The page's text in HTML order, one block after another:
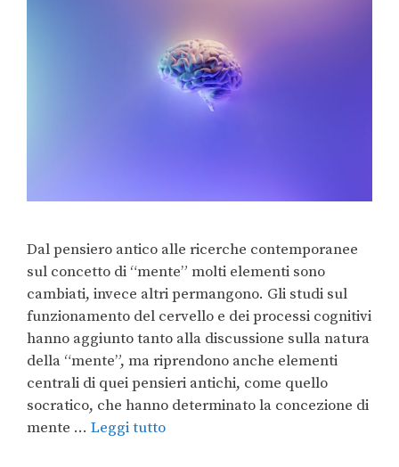
Dal pensiero antico alle ricerche contemporanee
sul concetto di “mente” molti elementi sono
cambiati, invece altri permangono. Gli studi sul
funzionamento del cervello e dei processi cognitivi
hanno aggiunto tanto alla discussione sulla natura
della “mente”, ma riprendono anche elementi
centrali di quei pensieri antichi, come quello
socratico, che hanno determinato la concezione di
mente … Leggi tutto